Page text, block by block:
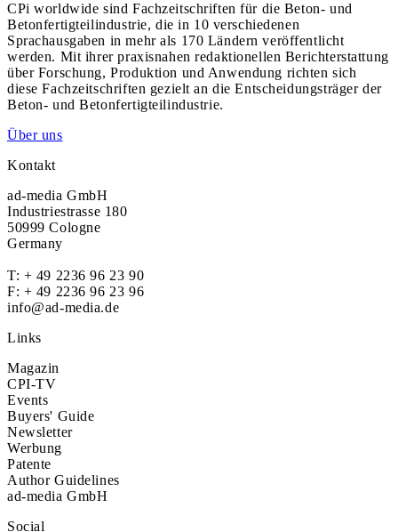
CPi worldwide sind Fachzeitschriften für die Beton- und
Betonfertigteilindustrie, die in 10 verschiedenen
Sprachausgaben in mehr als 170 Ländern veröffentlicht
werden. Mit ihrer praxisnahen redaktionellen Berichterstattung
über Forschung, Produktion und Anwendung richten sich
diese Fachzeitschriften gezielt an die Entscheidungsträger der
Beton- und Betonfertigteilindustrie.
Über uns
Kontakt
ad-media GmbH
Industriestrasse 180
50999 Cologne
Germany
T: + 49 2236 96 23 90
F: + 49 2236 96 23 96
info@ad-media.de
Links
Magazin
CPI-TV
Events
Buyers' Guide
Newsletter
Werbung
Patente
Author Guidelines
ad-media GmbH
Social